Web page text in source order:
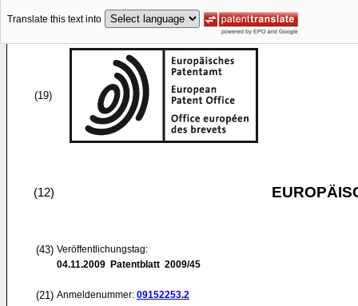
Translate this text into
(19)
(12)
(43) Veröffentlichungstag:
04.11.2009 Patentblatt 2009/45
(21) Anmeldenummer: 09152253.2